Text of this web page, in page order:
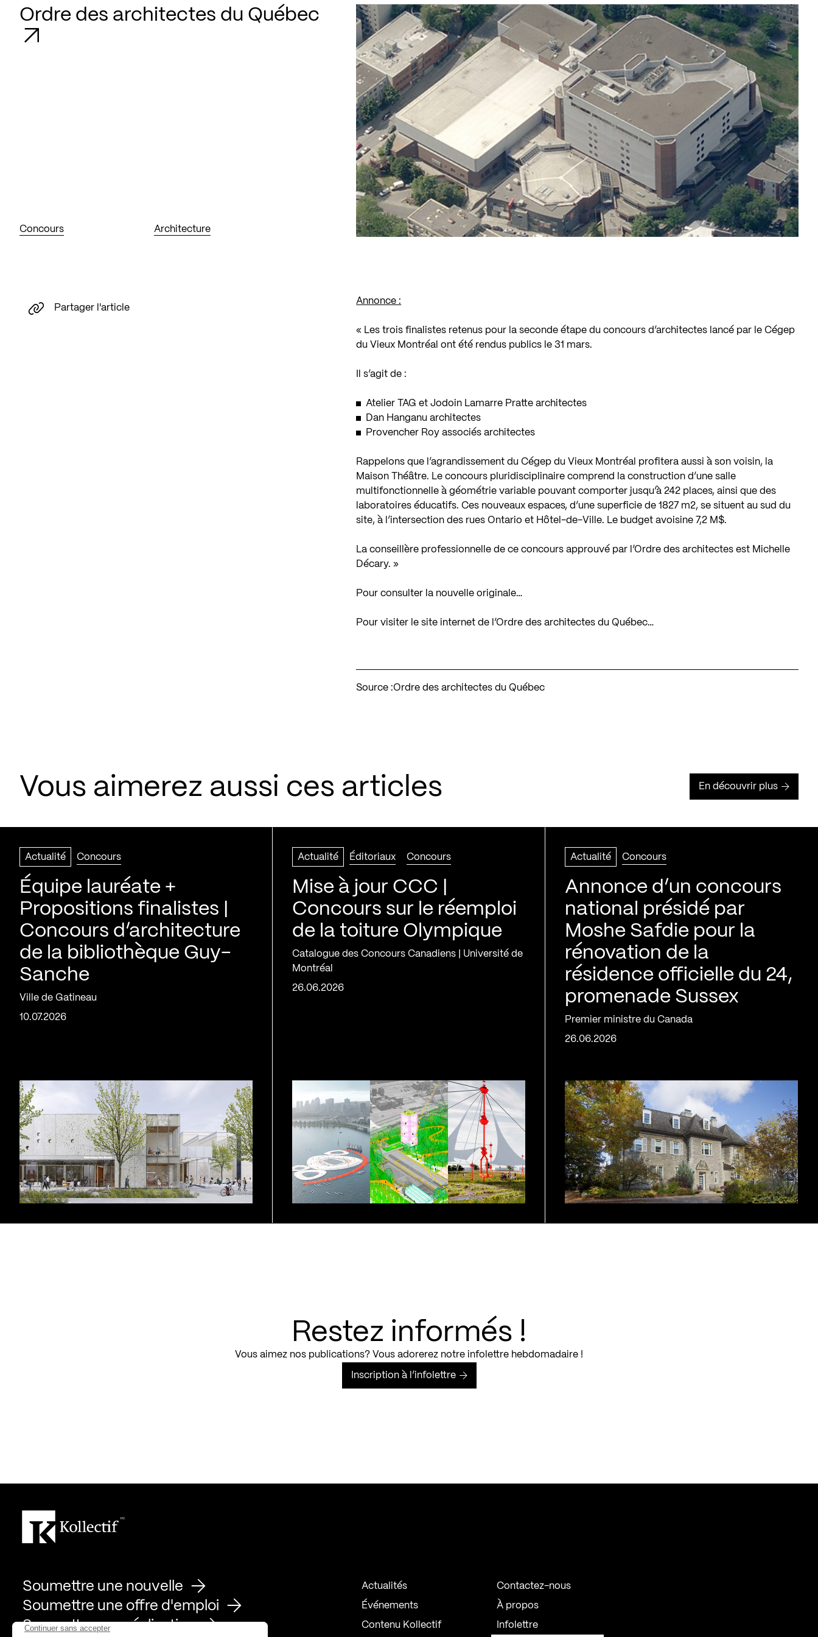
Ordre des architectes du Québec
Concours Architecture
Annonce :
« Les trois finalistes retenus pour la seconde étape du concours d’architectes lancé par le Cégep
du Vieux Montréal ont été rendus publics le 31 mars.
Il s’agit de :
Atelier TAG et Jodoin Lamarre Pratte architectes
Dan Hanganu architectes
Provencher Roy associés architectes
Rappelons que l’agrandissement du Cégep du Vieux Montréal profitera aussi à son voisin, la
Maison Théâtre. Le concours pluridisciplinaire comprend la construction d’une salle
multifonctionnelle à géométrie variable pouvant comporter jusqu’à 242 places, ainsi que des
laboratoires éducatifs. Ces nouveaux espaces, d’une superficie de 1827 m2, se situent au sud du
site, à l’intersection des rues Ontario et Hôtel-de-Ville. Le budget avoisine 7,2 M$.
La conseillère professionnelle de ce concours approuvé par l’Ordre des architectes est Michelle
Décary. »
Pour consulter la nouvelle originale…
Pour visiter le site internet de l’Ordre des architectes du Québec…
Source :Ordre des architectes du Québec
Partager l'article
Vous aimerez aussi ces articles En découvrir plus
Actualité Concours
Équipe lauréate +
Propositions finalistes |
Concours d’architecture
de la bibliothèque Guy-
Sanche
Ville de Gatineau
10.07.2026
Actualité Éditoriaux Concours
Mise à jour CCC |
Concours sur le réemploi
de la toiture Olympique
Catalogue des Concours Canadiens | Université de
Montréal
26.06.2026
Actualité Concours
Annonce d’un concours
national présidé par
Moshe Safdie pour la
rénovation de la
résidence officielle du 24,
promenade Sussex
Premier ministre du Canada
26.06.2026
Restez informés !
Vous aimez nos publications? Vous adorerez notre infolettre hebdomadaire !
Inscription à l’infolettre
Soumettre une nouvelle
Soumettre une offre d'emploi
Soumettre une réalisation
Actualités
Événements
Contenu Kollectif
Contactez-nous
À propos
Infolettre